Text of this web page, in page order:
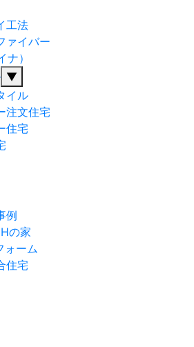
工法
ァイバー
）
▼
イル
注文住宅
住宅
例
の家
ォーム
住宅